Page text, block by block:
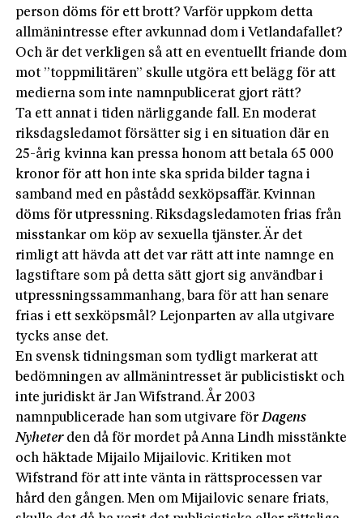
person döms för ett brott? Varför uppkom detta
allmänintresse efter avkunnad dom i Vetlandafallet?
Och är det verkligen så att en eventuellt friande dom
mot ”toppmilitären” skulle utgöra ett belägg för att
medierna som inte namnpublicerat gjort rätt?
Ta ett annat i tiden närliggande fall. En moderat
riksdagsledamot försätter sig i en situation där en
25-årig kvinna kan pressa honom att betala 65 000
kronor för att hon inte ska sprida bilder tagna i
samband med en påstådd sexköpsaffär. Kvinnan
döms för utpressning. Riksdagsledamoten frias från
misstankar om köp av sexuella tjänster. Är det
rimligt att hävda att det var rätt att inte namnge en
lagstiftare som på detta sätt gjort sig användbar i
utpressningssammanhang, bara för att han senare
frias i ett sexköpsmål? Lejonparten av alla utgivare
tycks anse det.
En svensk tidningsman som tydligt markerat att
bedömningen av allmänintresset är publicistiskt och
inte juridiskt är Jan Wifstrand. År 2003
namnpublicerade han som utgivare förDagens
Nyheterden då för mordet på Anna Lindh misstänkte
och häktade Mijailo Mijailovic. Kritiken mot
Wifstrand för att inte vänta in rättsprocessen var
hård den gången. Men om Mijailovic senare friats,